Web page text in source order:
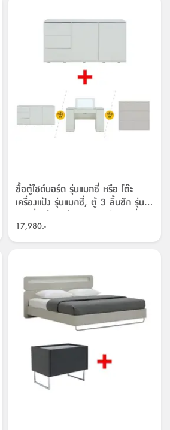
ซื้อตู้ไซด์บอร์ด รุ่นแมกซี่ หรือ โต๊ะ
เครื่องแป้ง รุ่นแมกซี่, ตู้ 3 ลิ้นชัก รุ่น
แมกซี่ พร้อม ตู้ไซด์บอร์ด รุ่นแมกซี่
หรือ โต๊ะเครื่องแป้ง รุ่นแมกซี่, ตู้ 3 ลิ้น
ชัก ราคาพิเศษ!
17,980.-